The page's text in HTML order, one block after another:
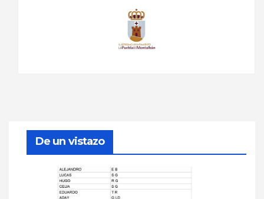
De un vistazo